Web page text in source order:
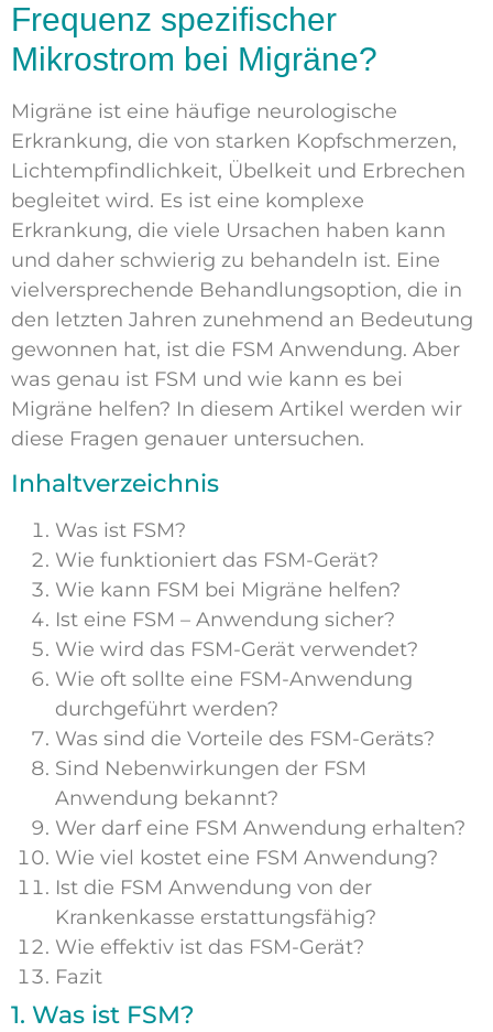
Frequenz spezifischer
Mikrostrom bei Migräne?
Migräne ist eine häufige neurologische
Erkrankung, die von starken Kopfschmerzen,
Lichtempfindlichkeit, Übelkeit und Erbrechen
begleitet wird. Es ist eine komplexe
Erkrankung, die viele Ursachen haben kann
und daher schwierig zu behandeln ist. Eine
vielversprechende Behandlungsoption, die in
den letzten Jahren zunehmend an Bedeutung
gewonnen hat, ist die FSM Anwendung. Aber
was genau ist FSM und wie kann es bei
Migräne helfen? In diesem Artikel werden wir
diese Fragen genauer untersuchen.
Inhaltverzeichnis
Was ist FSM?
Wie funktioniert das FSM-Gerät?
Wie kann FSM bei Migräne helfen?
Ist eine FSM – Anwendung sicher?
Wie wird das FSM-Gerät verwendet?
Wie oft sollte eine FSM-Anwendung
durchgeführt werden?
Was sind die Vorteile des FSM-Geräts?
Sind Nebenwirkungen der FSM
Anwendung bekannt?
Wer darf eine FSM Anwendung erhalten?
Wie viel kostet eine FSM Anwendung?
Ist die FSM Anwendung von der
Krankenkasse erstattungsfähig?
Wie effektiv ist das FSM-Gerät?
Fazit
1. Was ist FSM?